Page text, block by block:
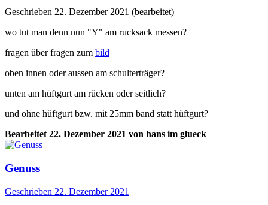
Geschrieben 22. Dezember 2021 (bearbeitet)
wo tut man denn nun "Y" am rucksack messen?
fragen über fragen zum bild
oben innen oder aussen am schulterträger?
unten am hüftgurt am rücken oder seitlich?
und ohne hüftgurt bzw. mit 25mm band statt hüftgurt?
Bearbeitet22. Dezember 2021 von hans im glueck
Genuss
Geschrieben 22. Dezember 2021